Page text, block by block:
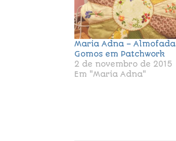
Maria Adna – Almofada
Gomos em Patchwork
2 de novembro de 2015
Em "Maria Adna"